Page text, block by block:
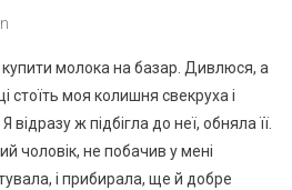
купити молока на базар. Дивлюся, а
стоїть моя колишня свекруха і
ж підбігла до неї, обняла її.
чоловік, не побачив у мені
і прибирала, ще й добре